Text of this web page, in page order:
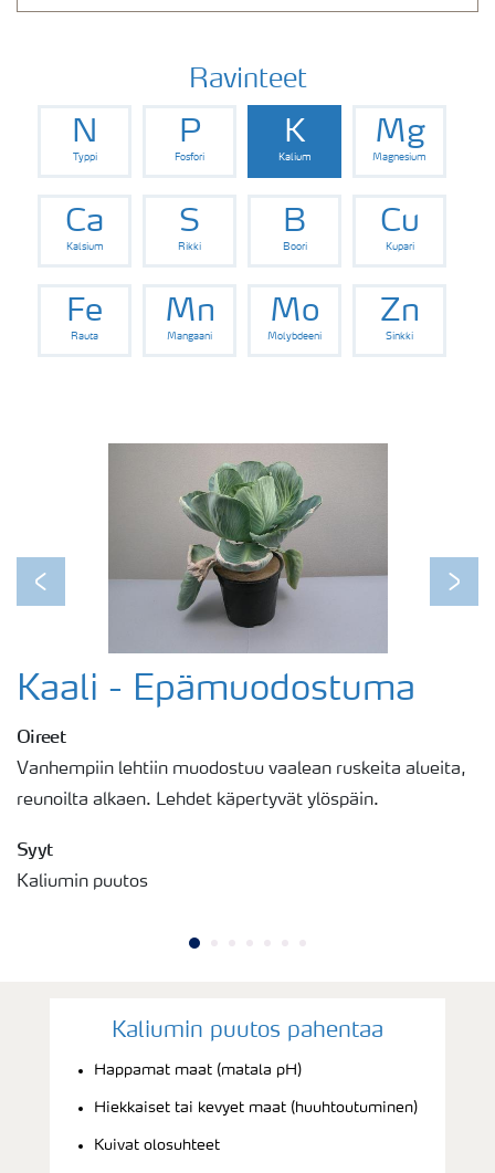
Ravinteet
N
Typpi
P
Fosfori
K
Kalium
Mg
Magnesium
Ca
Kalsium
S
Rikki
B
Boori
Cu
Kupari
Fe
Rauta
Mn
Mangaani
Mo
Molybdeeni
Zn
Sinkki
Previous Next
Kaali - Epämuodostuma
Oireet
Vanhempiin lehtiin muodostuu vaalean ruskeita alueita,
reunoilta alkaen. Lehdet käpertyvät ylöspäin.
Syyt
Kaliumin puutos
Kaliumin puutos pahentaa
Happamat maat (matala pH)
Hiekkaiset tai kevyet maat (huuhtoutuminen)
Kuivat olosuhteet